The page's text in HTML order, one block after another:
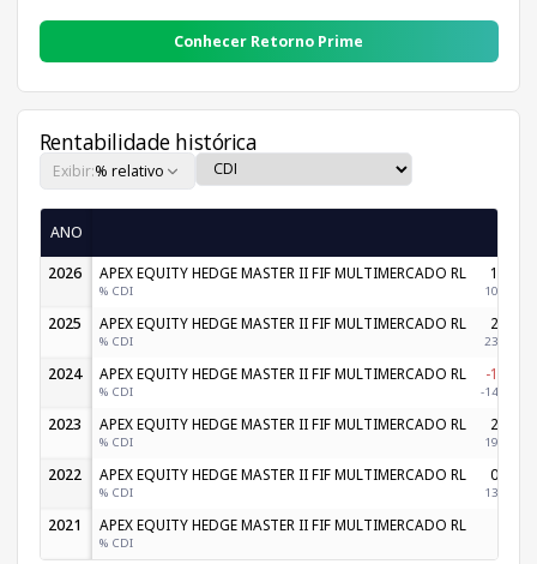
Conhecer Retorno Prime
Rentabilidade histórica
Exibir:% relativo
ANO
2026
APEX EQUITY HEDGE MASTER II FIF MULTIMERCADO RL
% CDI
1,23%
105,58%
2025 APEX EQUITY HEDGE MASTER II FIF MULTIMERCADO RL
% CDI
2,34%
231,71%
2024 APEX EQUITY HEDGE MASTER II FIF MULTIMERCADO RL
% CDI
-1,40%
-144,96%
2023 APEX EQUITY HEDGE MASTER II FIF MULTIMERCADO RL
% CDI
2,18%
194,26%
2022 APEX EQUITY HEDGE MASTER II FIF MULTIMERCADO RL
% CDI
0,98%
134,47%
2021 APEX EQUITY HEDGE MASTER II FIF MULTIMERCADO RL
% CDI